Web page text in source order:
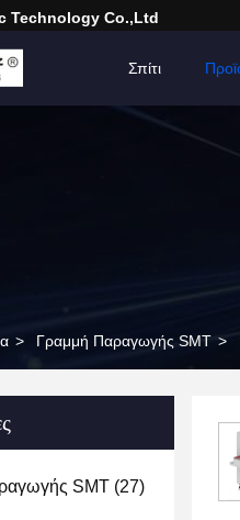
Technology Co.,Ltd
Σπίτι
> Γραμμή Παραγωγής SMT >
SMT (27)